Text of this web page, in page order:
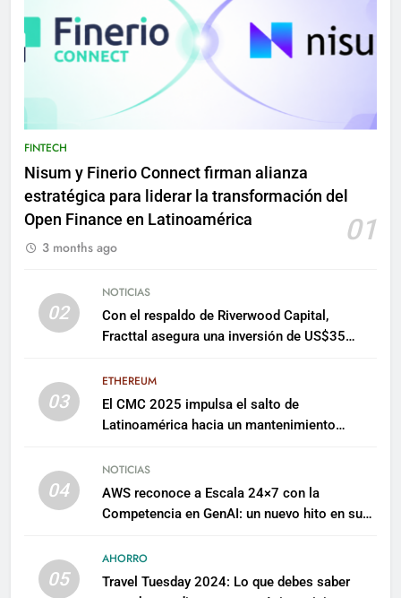
FINTECH
Nisum y Finerio Connect firman alianza
estratégica para liderar la transformación del
Open Finance en Latinoamérica
01
3 months ago
02
NOTICIAS
Con el respaldo de Riverwood Capital,
Fracttal asegura una inversión de US$35
03
ETHEREUM
El CMC 2025 impulsa el salto de
Latinoamérica hacia un mantenimiento
04
NOTICIAS
AWS reconoce a Escala 24×7 con la
Competencia en GenAI: un nuevo hito en su
05
AHORRO
Travel Tuesday 2024: Lo que debes saber